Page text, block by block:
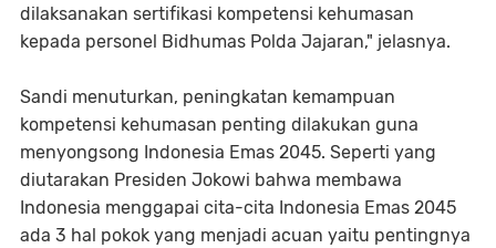
dilaksanakan sertifikasi kompetensi kehumasan
kepada personel Bidhumas Polda Jajaran," jelasnya.
Sandi menuturkan, peningkatan kemampuan
kompetensi kehumasan penting dilakukan guna
menyongsong Indonesia Emas 2045. Seperti yang
diutarakan Presiden Jokowi bahwa membawa
Indonesia menggapai cita-cita Indonesia Emas 2045
ada 3 hal pokok yang menjadi acuan yaitu pentingnya